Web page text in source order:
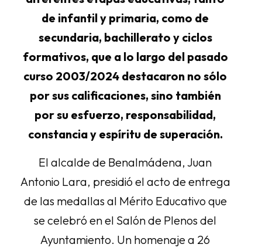
de infantil y primaria, como de
secundaria, bachillerato y ciclos
formativos, que a lo largo del pasado
curso 2003/2024 destacaron no sólo
por sus calificaciones, sino también
por su esfuerzo, responsabilidad,
constancia y espíritu de superación.
El alcalde de Benalmádena, Juan
Antonio Lara, presidió el acto de entrega
de las medallas al Mérito Educativo que
se celebró en el Salón de Plenos del
Ayuntamiento. Un homenaje a 26